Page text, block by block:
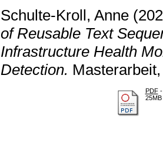
Schulte-Kroll, Anne
of Reusable Text
Infrastructure Health
Detection.
PDF-
25MB